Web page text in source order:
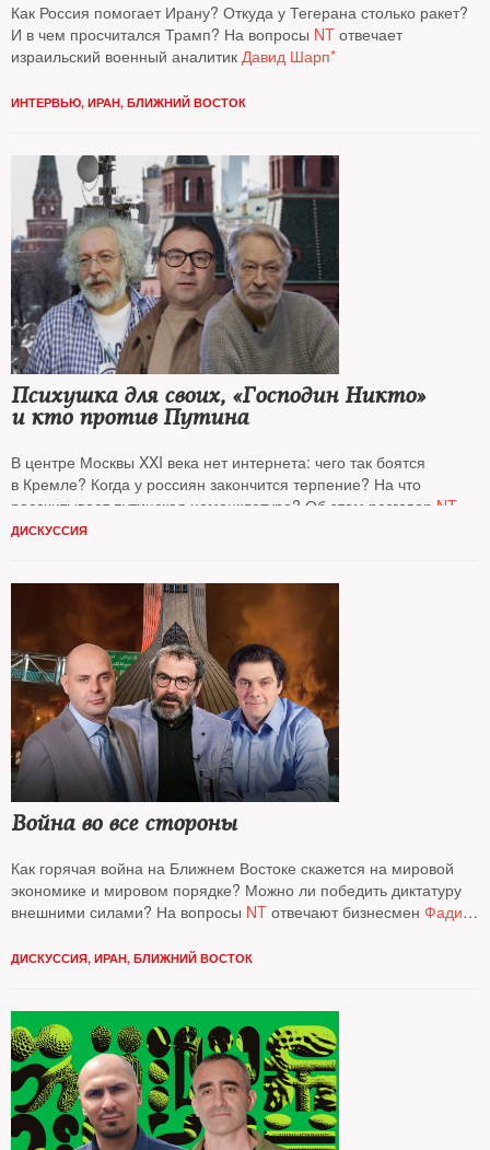
Как Россия помогает Ирану? Откуда у Тегерана столько ракет?
И в чем просчитался Трамп? На вопросы NT отвечает
израильский военный аналитик Давид Шарп*
ИНТЕРВЬЮ, ИРАН, БЛИЖНИЙ ВОСТОК
Психушка для своих, «Господин Никто»
и кто против Путина
В центре Москвы XXI века нет интернета: чего так боятся
в Кремле? Когда у россиян закончится терпение? На что
рассчитывает путинская номенклатура? Об этом разговор NT
с бывшим главным редактором «Эхо Москвы»
ДИСКУССИЯ
Война во все стороны
Как горячая война на Ближнем Востоке скажется на мировой
экономике и мировом порядке? Можно ли победить диктатуру
внешними силами? На вопросы NT отвечают бизнесмен Фади
Дубнови основатель аналитического проекта
ДИСКУССИЯ, ИРАН, БЛИЖНИЙ ВОСТОК